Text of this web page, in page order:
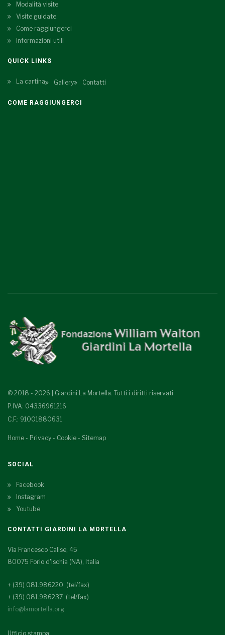
Modalità visite
Visite guidate
Come raggiungerci
Informazioni utili
QUICK LINKS
La cartina Gallery Contatti
COME RAGGIUNGERCI
© 2018 - 2026 | Giardini La Mortella. Tutti i diritti riservati.
P.IVA: 04336961216
C.F.: 91001880631
Home - Privacy - Cookie - Sitemap
SOCIAL
Facebook
Instagram
Youtube
CONTATTI GIARDINI LA MORTELLA
Via Francesco Calise, 45
80075 Forio d'Ischia (NA), Italia
+ (39) 081.986220 (tel/fax)
+ (39) 081.986237 (tel/fax)
info@lamortella.org
Ufficio stampa: